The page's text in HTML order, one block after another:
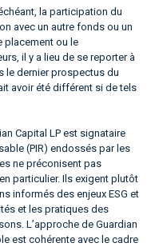
la participation du
avec un autre fonds ou un
placement ou le
il y a lieu de se reporter à
le dernier prospectus du
avoir été différent si de tels
Capital LP est signataire
(PIR) endossés par les
ne préconisent pas
particulier. Ils exigent plutôt
informés des enjeux ESG et
et les pratiques des
L’approche de Guardian
est cohérente avec le cadre